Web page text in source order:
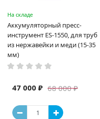
На складе
Аккумуляторный пресс-
инструмент ES-1550, для труб
из нержавейки и меди (15-35
мм)
68 000 ₽
47 000 ₽